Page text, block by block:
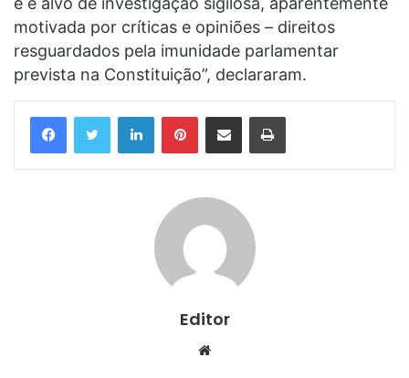
motivada por críticas e opiniões – direitos
resguardados pela imunidade parlamentar
prevista na Constituição”, declararam.
LinkedinPinterestCompartilhar via e-mail Imprimir
Editor
Website